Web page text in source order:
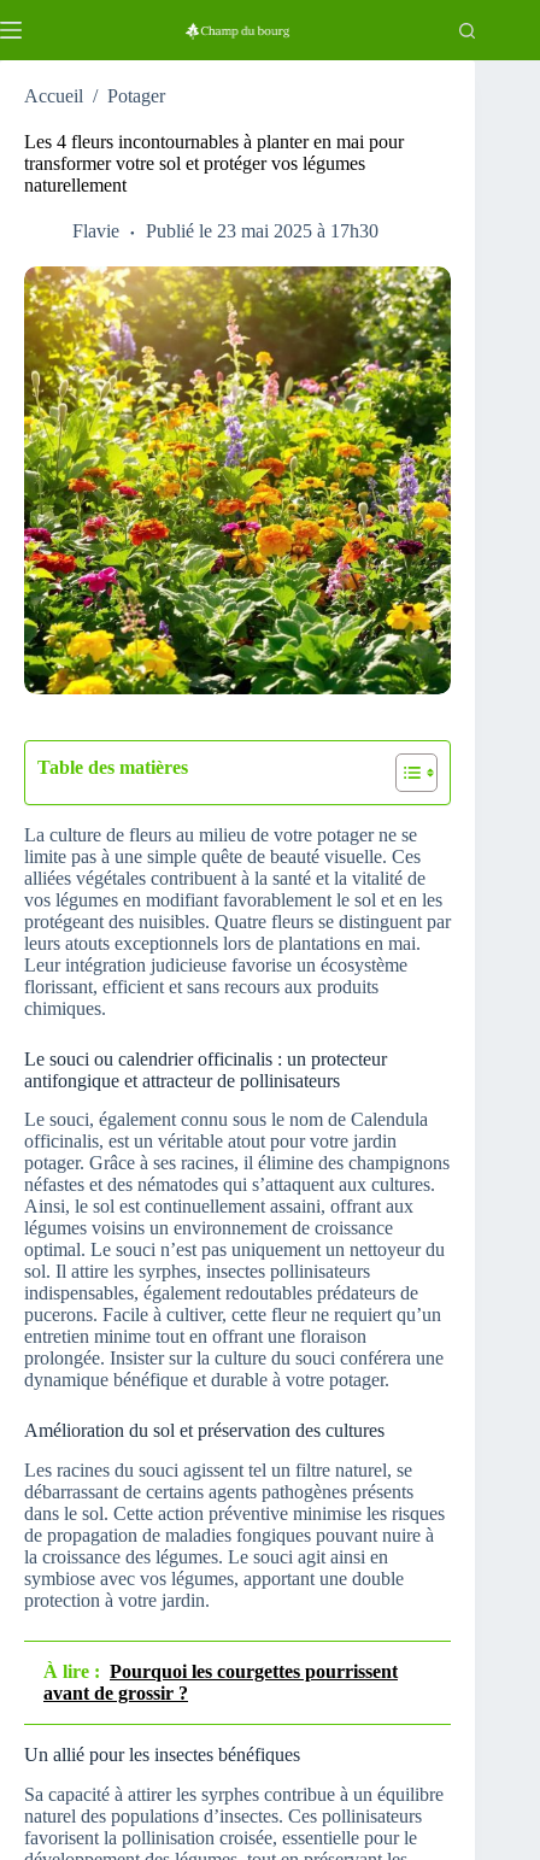
au
Accueil / Potager
Les 4 fleurs incontournables à planter en mai pour
transformer votre sol et protéger vos légumes
naturellement
Flavie Publié le 23 mai 2025 à 17h30
Table des matières
La culture de fleurs au milieu de votre potager ne se
limite pas à une simple quête de beauté visuelle. Ces
alliées végétales contribuent à la santé et la vitalité de
vos légumes en modifiant favorablement le sol et en les
protégeant des nuisibles. Quatre fleurs se distinguent par
leurs atouts exceptionnels lors de plantations en mai.
Leur intégration judicieuse favorise un écosystème
florissant, efficient et sans recours aux produits
chimiques.
Le souci ou calendrier officinalis : un protecteur
antifongique et attracteur de pollinisateurs
Le souci, également connu sous le nom de Calendula
officinalis, est un véritable atout pour votre jardin
potager. Grâce à ses racines, il élimine des champignons
néfastes et des nématodes qui s’attaquent aux cultures.
Ainsi, le sol est continuellement assaini, offrant aux
légumes voisins un environnement de croissance
optimal. Le souci n’est pas uniquement un nettoyeur du
sol. Il attire les syrphes, insectes pollinisateurs
indispensables, également redoutables prédateurs de
pucerons. Facile à cultiver, cette fleur ne requiert qu’un
entretien minime tout en offrant une floraison
prolongée. Insister sur la culture du souci conférera une
dynamique bénéfique et durable à votre potager.
Amélioration du sol et préservation des cultures
Les racines du souci agissent tel un filtre naturel, se
débarrassant de certains agents pathogènes présents
dans le sol. Cette action préventive minimise les risques
de propagation de maladies fongiques pouvant nuire à
la croissance des légumes. Le souci agit ainsi en
symbiose avec vos légumes, apportant une double
protection à votre jardin.
À lire : Pourquoi les courgettes pourrissent
avant de grossir ?
Un allié pour les insectes bénéfiques
Sa capacité à attirer les syrphes contribue à un équilibre
naturel des populations d’insectes. Ces pollinisateurs
favorisent la pollinisation croisée, essentielle pour le